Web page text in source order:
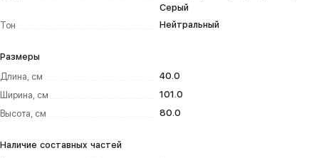
Серый
Тон
Нейтральный
Размеры
Длина, см
40.0
Ширина, см
101.0
Высота, см
80.0
Наличие составных частей